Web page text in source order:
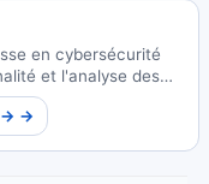
en cybersécurité
et l'analyse des
met en lumière
mondiales.
→ →